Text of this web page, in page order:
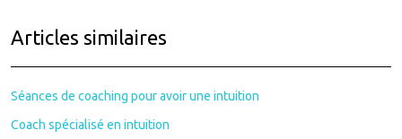
Articles similaires
Séances de coaching pour avoir une intuition
Coach spécialisé en intuition